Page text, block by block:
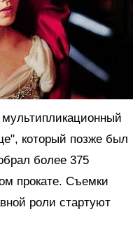
который позже был
более 375
прокате. Съемки
роли стартуют